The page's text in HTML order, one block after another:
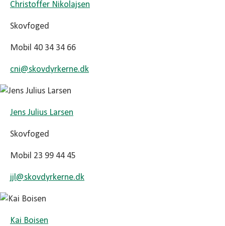
Christoffer Nikolajsen
Skovfoged
Mobil 40 34 34 66
cni@skovdyrkerne.dk
Jens Julius Larsen
Skovfoged
Mobil 23 99 44 45
jjl@skovdyrkerne.dk
Kai Boisen